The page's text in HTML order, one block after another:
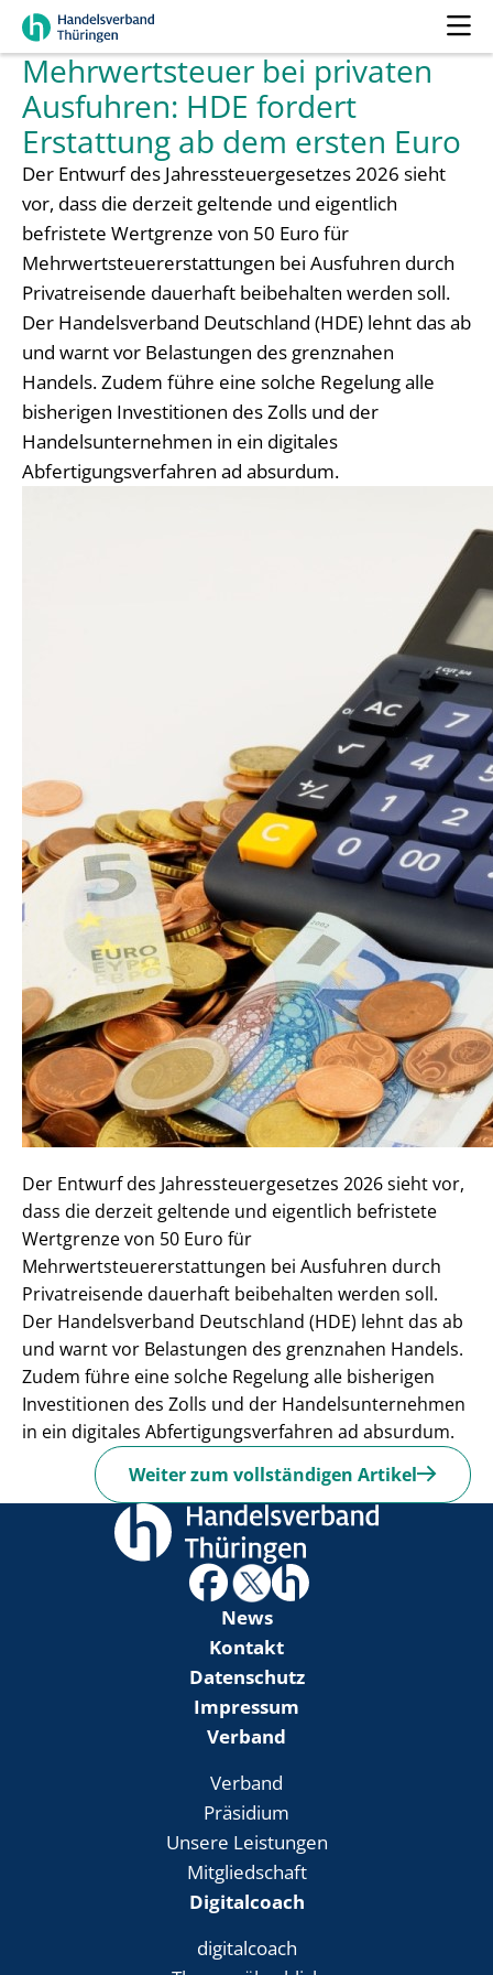
Mehrwertsteuer bei privaten
Ausfuhren: HDE fordert
Erstattung ab dem ersten Euro
Der Entwurf des Jahressteuergesetzes 2026 sieht
vor, dass die derzeit geltende und eigentlich
befristete Wertgrenze von 50 Euro für
Mehrwertsteuererstattungen bei Ausfuhren durch
Privatreisende dauerhaft beibehalten werden soll.
Der Handelsverband Deutschland (HDE) lehnt das ab
und warnt vor Belastungen des grenznahen
Handels. Zudem führe eine solche Regelung alle
bisherigen Investitionen des Zolls und der
Handelsunternehmen in ein digitales
Abfertigungsverfahren ad absurdum.
Der Entwurf des Jahressteuergesetzes 2026 sieht vor,
dass die derzeit geltende und eigentlich befristete
Wertgrenze von 50 Euro für
Mehrwertsteuererstattungen bei Ausfuhren durch
Privatreisende dauerhaft beibehalten werden soll.
Der Handelsverband Deutschland (HDE) lehnt das ab
und warnt vor Belastungen des grenznahen Handels.
Zudem führe eine solche Regelung alle bisherigen
Investitionen des Zolls und der Handelsunternehmen
in ein digitales Abfertigungsverfahren ad absurdum.
Weiter zum vollständigen Artikel
News
Kontakt
Datenschutz
Impressum
Verband
Verband
Präsidium
Unsere Leistungen
Mitgliedschaft
Digitalcoach
digitalcoach